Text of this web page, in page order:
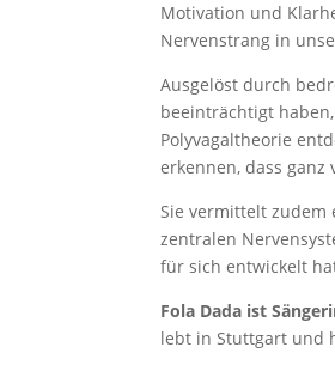
Motivation und
Nervenstrang in
Ausgelöst durch
beeinträchtigt
Polyvagaltheorie
erkennen, dass
Sie vermittelt zudem
zentralen
für sich entwickelt
Fola Dada ist
lebt in Stuttgart und